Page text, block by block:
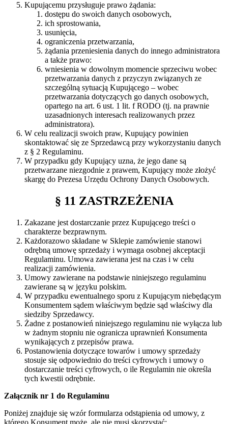
Kupującemu przysługuje prawo żądania:
dostępu do swoich danych osobowych,
ich sprostowania,
usunięcia,
ograniczenia przetwarzania,
żądania przeniesienia danych do innego administratora
a także prawo:
wniesienia w dowolnym momencie sprzeciwu wobec
przetwarzania danych z przyczyn związanych ze
szczególną sytuacją Kupującego – wobec
przetwarzania dotyczących go danych osobowych,
opartego na art. 6 ust. 1 lit. f RODO (tj. na prawnie
uzasadnionych interesach realizowanych przez
administratora).
W celu realizacji swoich praw, Kupujący powinien
skontaktować się ze Sprzedawcą przy wykorzystaniu danych
z § 2 Regulaminu.
W przypadku gdy Kupujący uzna, że jego dane są
przetwarzane niezgodnie z prawem, Kupujący może złożyć
skargę do Prezesa Urzędu Ochrony Danych Osobowych.
§ 11 ZASTRZEŻENIA
Zakazane jest dostarczanie przez Kupującego treści o
charakterze bezprawnym.
Każdorazowo składane w Sklepie zamówienie stanowi
odrębną umowę sprzedaży i wymaga osobnej akceptacji
Regulaminu. Umowa zawierana jest na czas i w celu
realizacji zamówienia.
Umowy zawierane na podstawie niniejszego regulaminu
zawierane są w języku polskim.
W przypadku ewentualnego sporu z Kupującym niebędącym
Konsumentem sądem właściwym będzie sąd właściwy dla
siedziby Sprzedawcy.
Żadne z postanowień niniejszego regulaminu nie wyłącza lub
w żadnym stopniu nie ogranicza uprawnień Konsumenta
wynikających z przepisów prawa.
Postanowienia dotyczące towarów i umowy sprzedaży
stosuje się odpowiednio do treści cyfrowych i umowy o
dostarczanie treści cyfrowych, o ile Regulamin nie określa
tych kwestii odrębnie.
Załącznik nr 1 do Regulaminu
Poniżej znajduje się wzór formularza odstąpienia od umowy, z
którego Konsument może, ale nie musi skorzystać: